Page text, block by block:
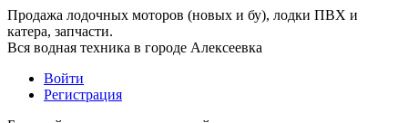
Продажа лодочных моторов (новых и бу), лодки ПВХ и
катера, запчасти.
Вся водная техника в городе Алексеевка
Войти
Регистрация